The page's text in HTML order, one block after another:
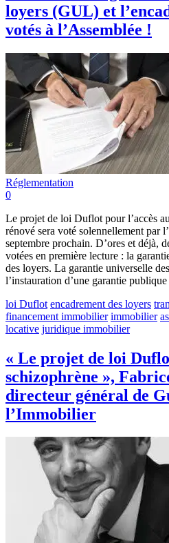
loyers (GUL) et
votés à l’Assemblée !
Réglementation
0
Le projet de loi Duflot pour l’accès
rénové sera voté solennellement par
septembre prochain. D’ores et déjà,
votées en première lecture : la
des loyers. La garantie universelle
l’instauration d’une garantie
loi Duflot encadrement des loyers
financement immobilier immobilier
locative juridique immobilier
« Le projet de loi
schizophrène »,
directeur général de
l’Immobilier